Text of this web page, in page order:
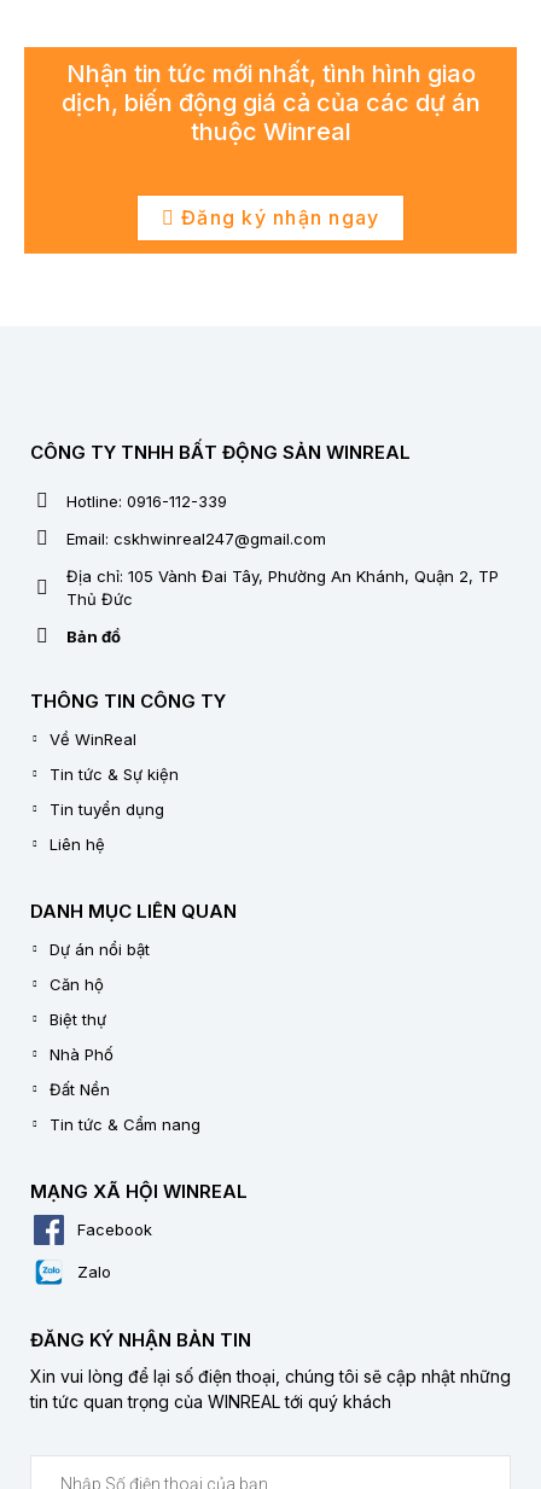
Nhận tin tức mới nhất, tình hình giao
dịch, biến động giá cả của các dự án
thuộc Winreal
Đăng ký nhận ngay
CÔNG TY TNHH BẤT ĐỘNG SẢN WINREAL
Hotline: 0916-112-339
Email: cskhwinreal247@gmail.com
Địa chỉ: 105 Vành Đai Tây, Phường An Khánh, Quận 2, TP
Thủ Đức
Bản đồ
THÔNG TIN CÔNG TY
Về WinReal
Tin tức & Sự kiện
Tin tuyển dụng
Liên hệ
DANH MỤC LIÊN QUAN
Dự án nổi bật
Căn hộ
Biệt thự
Nhà Phố
Đất Nền
Tin tức & Cẩm nang
MẠNG XÃ HỘI WINREAL
Facebook
Zalo
ĐĂNG KÝ NHẬN BẢN TIN
Xin vui lòng để lại số điện thoại, chúng tôi sẽ cập nhật những
tin tức quan trọng của WINREAL tới quý khách